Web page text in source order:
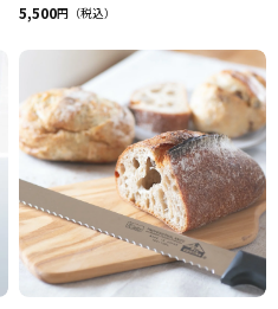
5,500円（税込）